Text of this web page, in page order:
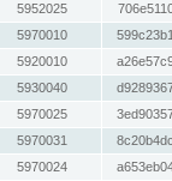
5952025
5970010
5920010
5930040
5970025
5970031
5970024